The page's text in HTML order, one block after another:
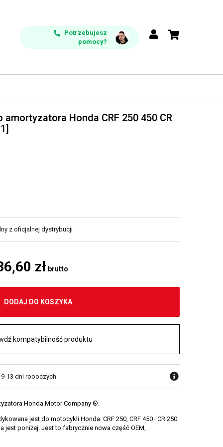
Potrzebujesz
pomocy?
Honda CRF 250 450 CR
z oficjalnej dystrybucji
zł brutto
DODAJ DO KOSZYKA
kompatybilność produktu
13 dni roboczych
Honda Motor Company ®.
jest do motocykli Honda: CRF 250, CRF 450 i CR 250.
jest poniżej. Jest to fabrycznie nowa część OEM,